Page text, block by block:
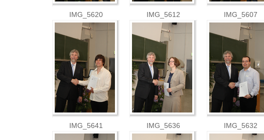
IMG_5620 IMG_5612 IMG_5607
IMG_5641 IMG_5636 IMG_5632